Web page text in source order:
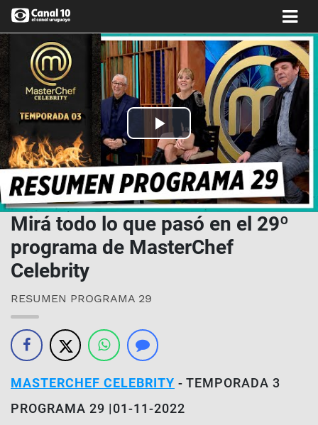
Play
Video
Mirá todo lo que pasó en el 29º
programa de MasterChef
Celebrity
RESUMEN PROGRAMA 29
MASTERCHEF CELEBRITY - TEMPORADA 3
PROGRAMA 29 |01-11-2022